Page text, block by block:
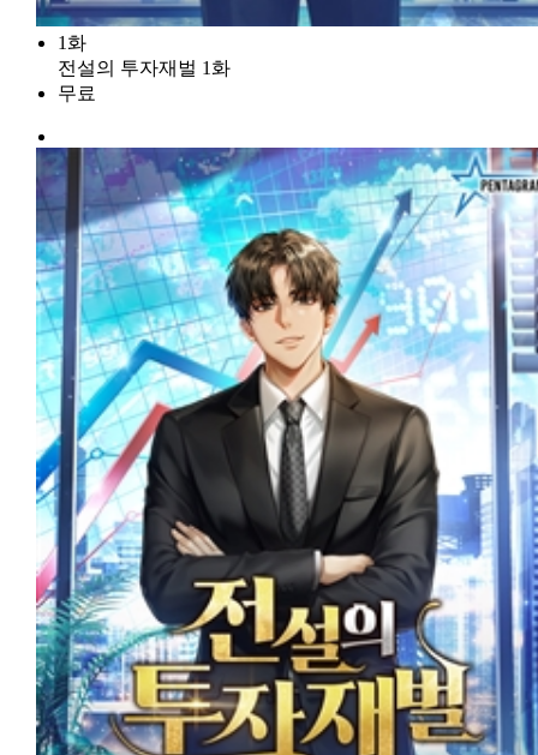
1화
전설의 투자재벌 1화
무료